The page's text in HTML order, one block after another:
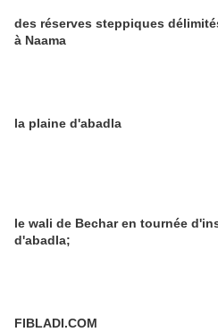
des réserves steppiques
à Naama
la plaine d'abadla
le wali de Bechar en tournée
d'abadla;
FIBLADI.COM